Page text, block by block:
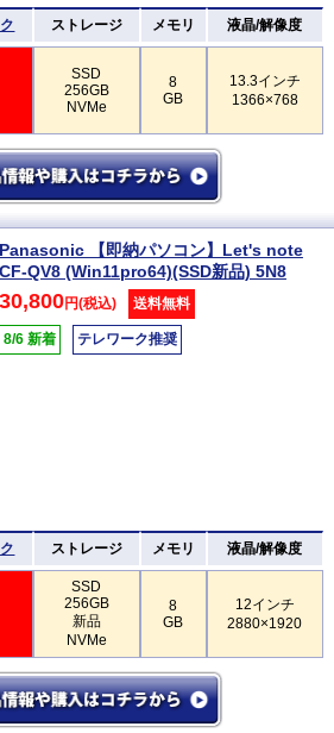
ストレージ メモリ 液晶/解像度
SSD
256GB
NVMe
8
GB
13.3インチ
1366×768
Panasonic 【即納パソコン】Let's note
CF-QV8 (Win11pro64)(SSD新品) 5N8
30,800円(税込) 送料無料
8/6 新着 テレワーク推奨
ストレージ メモリ 液晶/解像度
SSD
256GB
新品
NVMe
8
GB
12インチ
2880×1920